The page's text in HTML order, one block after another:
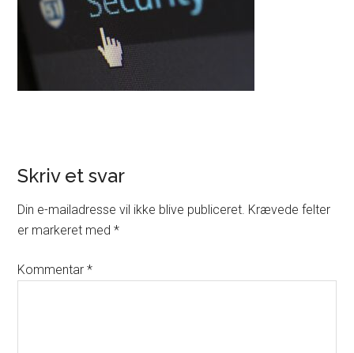
Skriv et svar
Din e-mailadresse vil ikke blive publiceret. Krævede felter
er markeret med*
Kommentar*